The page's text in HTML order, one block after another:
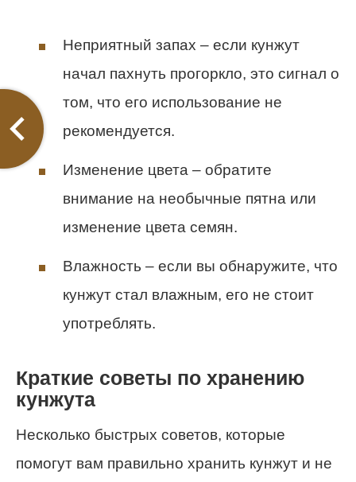
Неприятный запах – если кунжут
начал пахнуть прогоркло, это сигнал о
том, что его использование не
рекомендуется.
Изменение цвета – обратите
внимание на необычные пятна или
изменение цвета семян.
Влажность – если вы обнаружите, что
кунжут стал влажным, его не стоит
употреблять.
Краткие советы по хранению
кунжута
Несколько быстрых советов, которые
помогут вам правильно хранить кунжут и не